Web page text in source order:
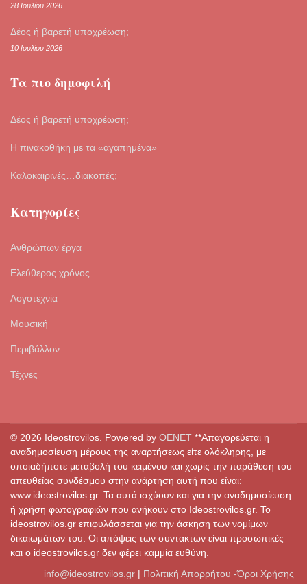
28 Ιουλίου 2026
Δέος ή βαρετή υποχρέωση;
10 Ιουλίου 2026
Τα πιο δημοφιλή
Δέος ή βαρετή υποχρέωση;
Η πινακοθήκη με τα «αγαπημένα»
Καλοκαιρινές…διακοπές;
Κατηγορίες
Ανθρώπων έργα
Ελεύθερος χρόνος
Λογοτεχνία
Μουσική
Περιβάλλον
Τέχνες
© 2026 Ideostrovilos. Powered by OENET **Απαγορεύεται η
αναδημοσίευση μέρους της αναρτήσεως είτε ολόκληρης, με
οποιαδήποτε μεταβολή του κειμένου και χωρίς την παράθεση του
απευθείας συνδέσμου στην ανάρτηση αυτή που είναι:
www.ideostrovilos.gr. Τα αυτά ισχύουν και για την αναδημοσίευση
ή χρήση φωτογραφιών που ανήκουν στο Ideostrovilos.gr. Το
ideostrovilos.gr επιφυλάσσεται για την άσκηση των νομίμων
δικαιωμάτων του. Οι απόψεις των συντακτών είναι προσωπικές
και ο ideostrovilos.gr δεν φέρει καμμία ευθύνη.
info@ideostrovilos.gr | Πολιτική Απορρήτου -Όροι Χρήσης